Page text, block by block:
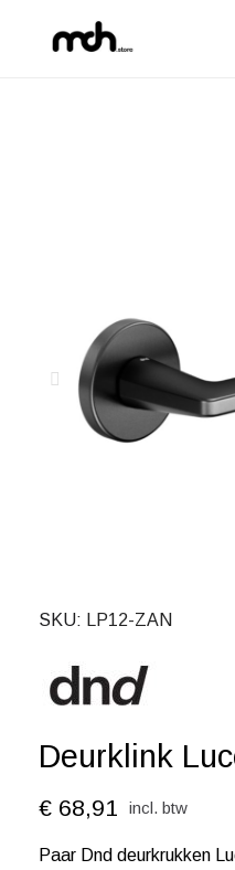
SKU LP12-ZAN
Deurklink
€ 68,91 incl. btw
Paar Dnd deurkrukken